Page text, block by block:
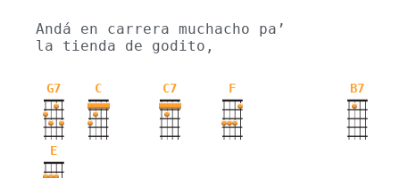
Andá en carrera muchacho pa’
la tienda de godito,
G7 C C7 F B7
E